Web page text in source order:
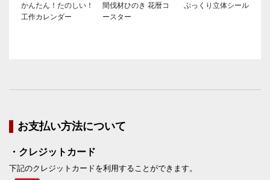
かんたん！たのしい！
工作カレンダー
間伐材ひのき 花暦コ
ースター
ぷっくり立体シール
お支払い方法について
・クレジットカード
下記のクレジットカードを利用することができます。